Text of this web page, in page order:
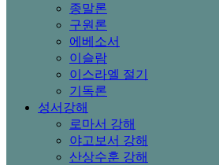
종말론
구원론
에베소서
이슬람
이스라엘 절기
기독론
성서강해
로마서 강해
야고보서 강해
산상수훈 강해